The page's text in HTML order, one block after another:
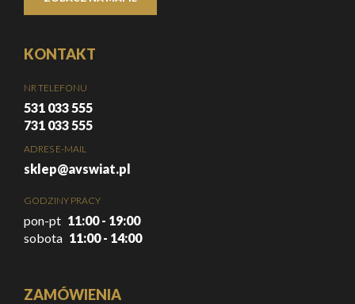
KONTAKT
NR TELEFONU
531 033 555
731 033 555
ADRES E-MAIL
sklep@avswiat.pl
GODZINY PRACY
pon-pt 11:00 - 19:00
sobota 11:00 - 14:00
ZAMÓWIENIA